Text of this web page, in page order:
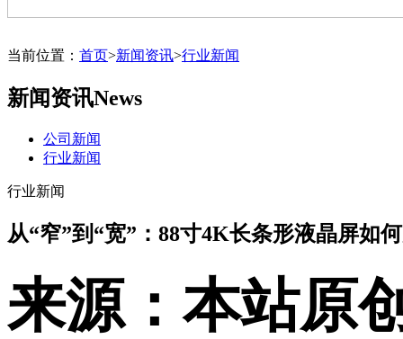
当前位置： 首页>新闻资讯>行业新闻
新闻资讯News
公司新闻
行业新闻
行业新闻
从“窄”到“宽”：88寸4K长条形液晶屏如
来源：本站原